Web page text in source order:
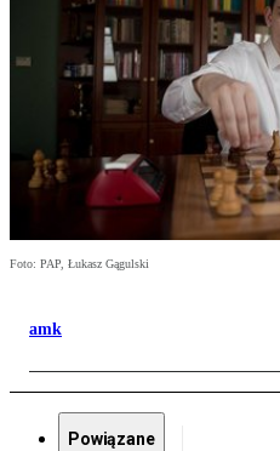
Foto: PAP, Łukasz Gągulski
amk
Powiązane